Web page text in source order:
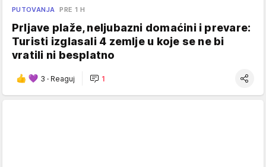
PUTOVANJA PRE 1 H
Prljave plaže, neljubazni domaćini i prevare:
Turisti izglasali 4 zemlje u koje se ne bi
vratili ni besplatno
3 · Reaguj 1